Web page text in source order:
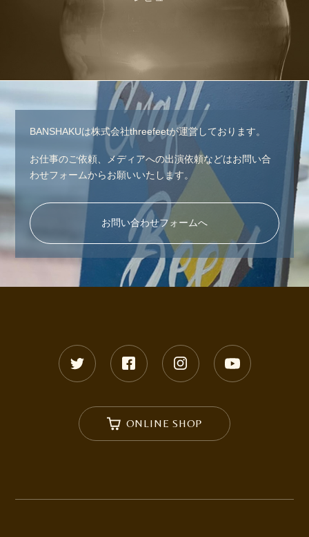
BANSHAKUは株式会社threefeetが運営しております。
お仕事のご依頼、メディアへの出演依頼などはお問い合
わせフォームからお願いいたします。
お問い合わせフォームへ
ONLINE SHOP